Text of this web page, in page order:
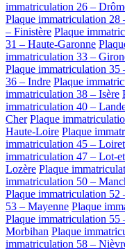
immatriculation 26 –
Plaque immatriculation 28
– Finistère Plaque
31 – Haute-Garonne
immatriculation 33 –
Plaque immatriculation 35
36 – Indre Plaque
immatriculation 38 – Isère
immatriculation 40 –
Cher Plaque
Haute-Loire Plaque
immatriculation 45 – Loiret
immatriculation 47 – Lot-
Lozère Plaque
immatriculation 50 –
Plaque immatriculation 52
53 – Mayenne Plaque
Plaque immatriculation 55
Morbihan Plaque
immatriculation 58 –